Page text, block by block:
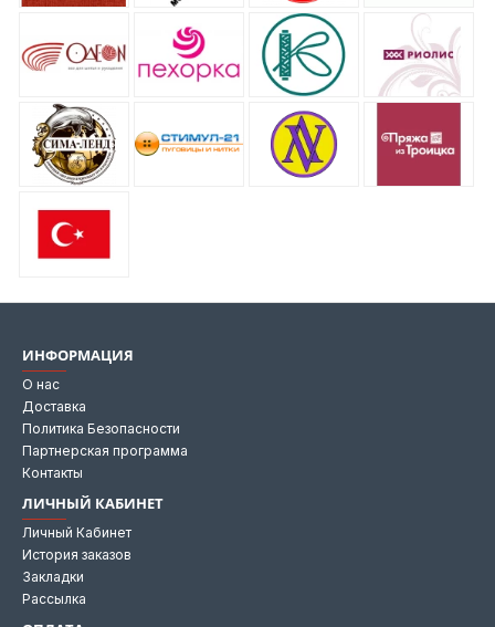
ИНФОРМАЦИЯ
О нас
Доставка
Политика Безопасности
Партнерская программа
Контакты
ЛИЧНЫЙ КАБИНЕТ
Личный Кабинет
История заказов
Закладки
Рассылка